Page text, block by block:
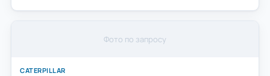
Фото по запросу
CATERPILLAR